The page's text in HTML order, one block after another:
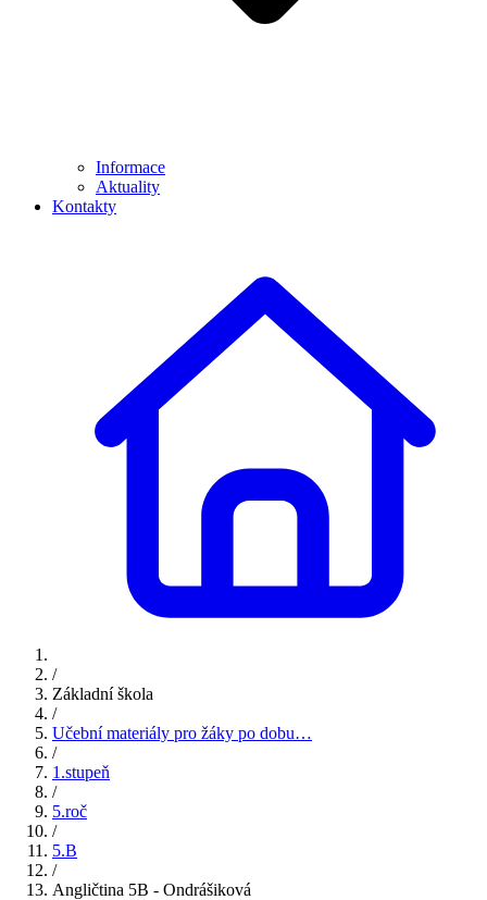
Informace
Aktuality
Kontakty
/
Základní škola
/
Učební materiály pro žáky po dobu…
/
1.stupeň
/
5.roč
/
5.B
/
Angličtina 5B - Ondrášiková